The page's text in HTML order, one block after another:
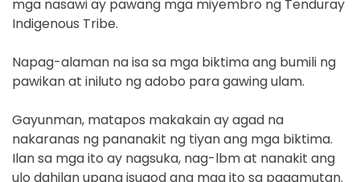
mga nasawi ay pawang mga miyembro ng Tenduray
Indigenous Tribe.
Napag-alaman na isa sa mga biktima ang bumili ng
pawikan at iniluto ng adobo para gawing ulam.
Gayunman, matapos makakain ay agad na
nakaranas ng pananakit ng tiyan ang mga biktima.
Ilan sa mga ito ay nagsuka, nag-lbm at nanakit ang
ulo dahilan upang isugod ang mga ito sa pagamutan.